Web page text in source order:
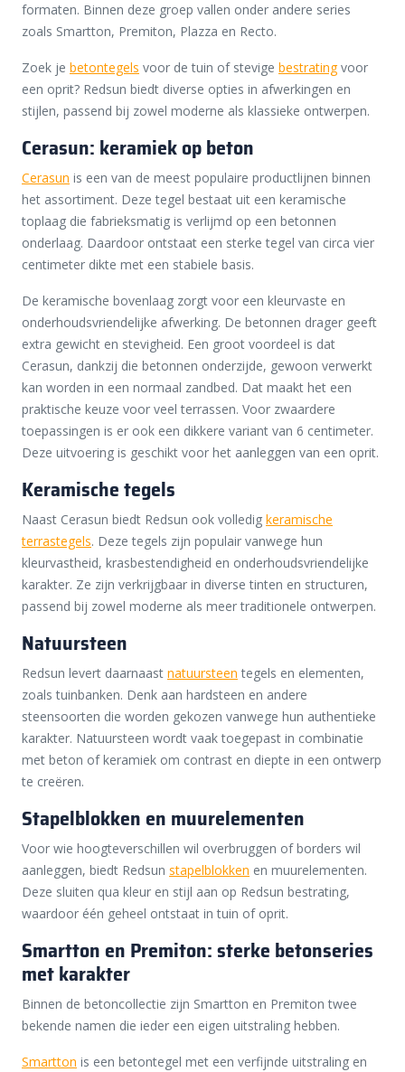
formaten. Binnen deze groep vallen onder andere series
zoals Smartton, Premiton, Plazza en Recto.
Zoek je betontegels voor de tuin of stevige bestratingvoor
een oprit? Redsun biedt diverse opties in afwerkingen en
stijlen, passend bij zowel moderne als klassieke ontwerpen.
Cerasun: keramiek op beton
Cerasun is een van de meest populaire productlijnen binnen
het assortiment. Deze tegel bestaat uit een keramische
toplaag die fabrieksmatig is verlijmd op een betonnen
onderlaag. Daardoor ontstaat een sterke tegel van circa vier
centimeter dikte met een stabiele basis.
De keramische bovenlaag zorgt voor een kleurvaste en
onderhoudsvriendelijke afwerking. De betonnen drager geeft
extra gewicht en stevigheid. Een groot voordeel is dat
Cerasun, dankzij die betonnen onderzijde, gewoon verwerkt
kan worden in een normaal zandbed. Dat maakt het een
praktische keuze voor veel terrassen. Voor zwaardere
toepassingen is er ook een dikkere variant van 6 centimeter.
Deze uitvoering is geschikt voor het aanleggen van een oprit.
Keramische tegels
Naast Cerasun biedt Redsun ook volledig keramische
terrastegels. Deze tegels zijn populair vanwege hun
kleurvastheid, krasbestendigheid en onderhoudsvriendelijke
karakter. Ze zijn verkrijgbaar in diverse tinten en structuren,
passend bij zowel moderne als meer traditionele ontwerpen.
Natuursteen
Redsun levert daarnaast natuursteen tegels en elementen,
zoals tuinbanken. Denk aan hardsteen en andere
steensoorten die worden gekozen vanwege hun authentieke
karakter. Natuursteen wordt vaak toegepast in combinatie
met beton of keramiek om contrast en diepte in een ontwerp
te creëren.
Stapelblokken en muurelementen
Voor wie hoogteverschillen wil overbruggen of borders wil
aanleggen, biedt Redsun stapelblokken en muurelementen.
Deze sluiten qua kleur en stijl aan op Redsun bestrating,
waardoor één geheel ontstaat in tuin of oprit.
Smartton en Premiton: sterke betonseries
met karakter
Binnen de betoncollectie zijn Smartton en Premiton twee
bekende namen die ieder een eigen uitstraling hebben.
Smartton is een betontegel met een verfijnde uitstraling en